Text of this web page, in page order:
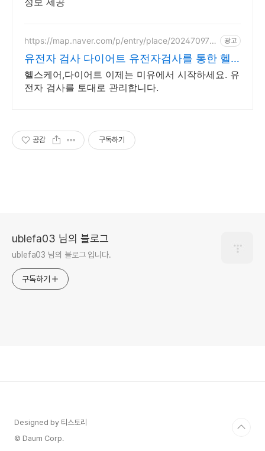
https://map.naver.com/p/entry/place/202470972
광고
유전자 검사 다이어트 유전자검사를 통한 헬
스케어
헬스케어,다이어트 이제는 미유에서 시작하세요. 유
전자 검사를 토대로 관리합니다.
공감 구독하기
ublefa03 님의 블로그
ublefa03 님의 블로그 입니다.
구독하기
Designed by 티스토리
© Daum Corp.